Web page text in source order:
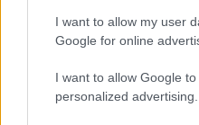
I want to allow my user
Google for online
I want to allow Google
personalized advertising.
BEST OF